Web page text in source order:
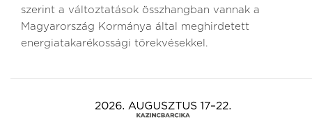
szerint a változtatások összhangban vannak a
Magyarország Kormánya által meghirdetett
energiatakarékossági törekvésekkel.